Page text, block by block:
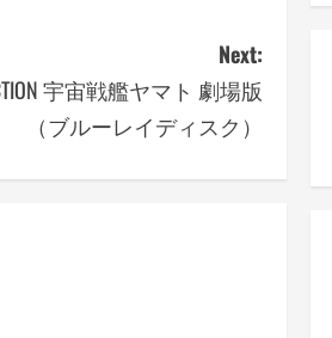
Next:
宇宙戦艦ヤマト 劇場版
（ブルーレイディスク）